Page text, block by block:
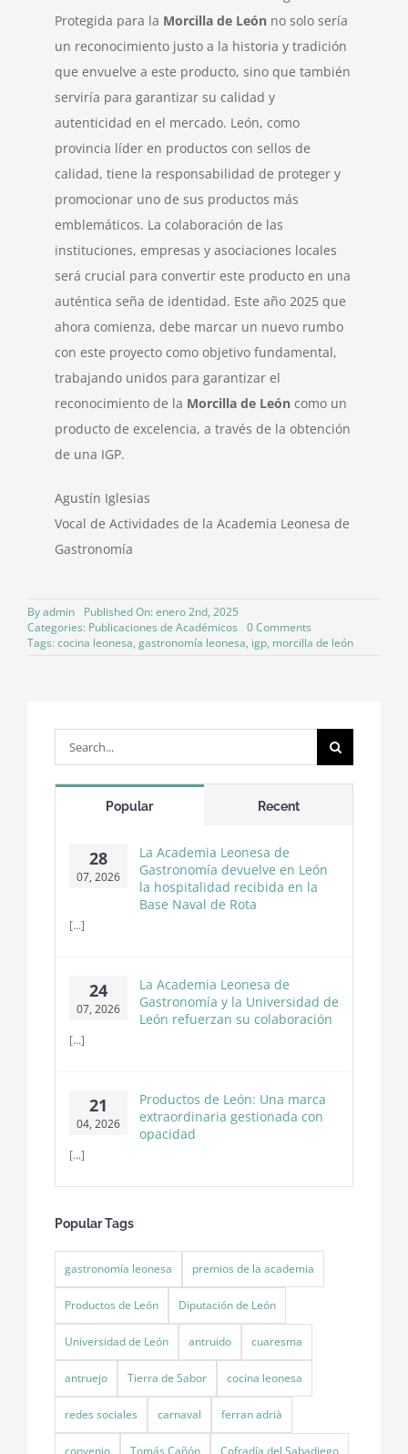
Protegida para la Morcilla de León no solo sería
un reconocimiento justo a la historia y tradición
que envuelve a este producto, sino que también
serviría para garantizar su calidad y
autenticidad en el mercado. León, como
provincia líder en productos con sellos de
calidad, tiene la responsabilidad de proteger y
promocionar uno de sus productos más
emblemáticos. La colaboración de las
instituciones, empresas y asociaciones locales
será crucial para convertir este producto en una
auténtica seña de identidad. Este año 2025 que
ahora comienza, debe marcar un nuevo rumbo
con este proyecto como objetivo fundamental,
trabajando unidos para garantizar el
reconocimiento de la Morcilla de León como un
producto de excelencia, a través de la obtención
de una IGP.
Agustín Iglesias
Vocal de Actividades de la Academia Leonesa de
Gastronomía
Byadmin
Published On: enero 2nd, 2025
Categories: Publicaciones de Académicos 0 Comments
La
Protegida
(IGP)
para
la
Tags:cocina leonesa, gastronomía leonesa, igp, morcilla de león
Search
for:
Popular Recent
28
07, 2026
La Academia Leonesa de
Gastronomía devuelve en León
la hospitalidad recibida en la
Base Naval de Rota
[...]
24
07, 2026
La Academia Leonesa de
Gastronomía y la Universidad de
León refuerzan su colaboración
[...]
21
04, 2026
Productos de León: Una marca
extraordinaria gestionada con
opacidad
[...]
Popular Tags
gastronomía leonesa premios de la academia
Productos de León Diputación de León
Universidad de León antruido cuaresma
antruejo Tierra de Sabor cocina leonesa
redes sociales carnaval ferran adrià
convenio Tomás Cañón Cofradía del Sabadiego